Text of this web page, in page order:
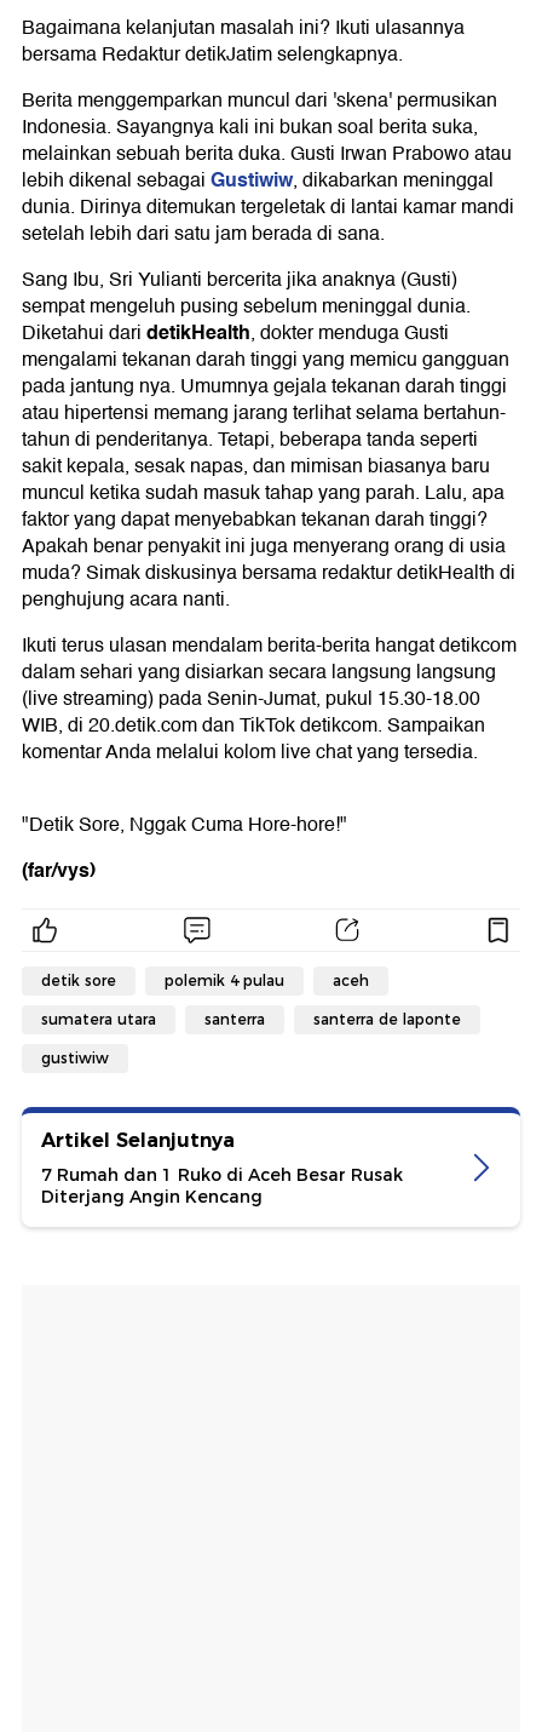
Bagaimana kelanjutan masalah ini? Ikuti ulasannya
bersama Redaktur detikJatim selengkapnya.
Berita menggemparkan muncul dari 'skena' permusikan
Indonesia. Sayangnya kali ini bukan soal berita suka,
melainkan sebuah berita duka. Gusti Irwan Prabowo atau
lebih dikenal sebagaiGustiwiw, dikabarkan meninggal
dunia. Dirinya ditemukan tergeletak di lantai kamar mandi
setelah lebih dari satu jam berada di sana.
Sang Ibu, Sri Yulianti bercerita jika anaknya (Gusti)
sempat mengeluh pusing sebelum meninggal dunia.
Diketahui daridetikHealth, dokter menduga Gusti
mengalami tekanan darah tinggi yang memicu gangguan
pada jantung nya. Umumnya gejala tekanan darah tinggi
atau hipertensi memang jarang terlihat selama bertahun-
tahun di penderitanya. Tetapi, beberapa tanda seperti
sakit kepala, sesak napas, dan mimisan biasanya baru
muncul ketika sudah masuk tahap yang parah. Lalu, apa
faktor yang dapat menyebabkan tekanan darah tinggi?
Apakah benar penyakit ini juga menyerang orang di usia
muda? Simak diskusinya bersama redaktur detikHealth di
penghujung acara nanti.
Ikuti terus ulasan mendalam berita-berita hangat detikcom
dalam sehari yang disiarkan secara langsung langsung
(live streaming) pada Senin-Jumat, pukul 15.30-18.00
WIB, di 20.detik.com dan TikTok detikcom. Sampaikan
komentar Anda melalui kolom live chat yang tersedia.
"Detik Sore, Nggak Cuma Hore-hore!"
(far/vys)
detik sore polemik 4 pulau aceh
sumatera utara santerra santerra de laponte
gustiwiw
Artikel Selanjutnya
7 Rumah dan 1 Ruko di Aceh Besar Rusak
Diterjang Angin Kencang